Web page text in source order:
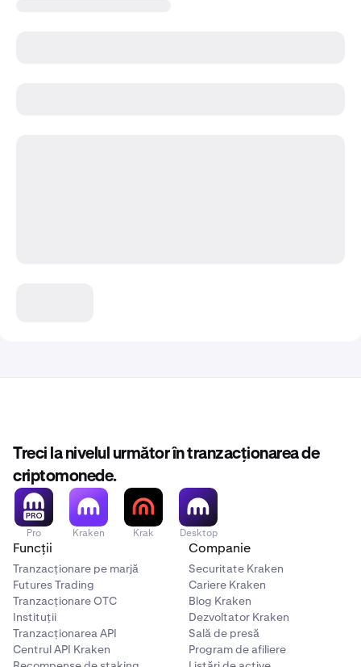
Treci la nivelul următor în tranzacționarea de
criptomonede.
Pro Kraken Krak Desktop
Funcții
Tranzacționare pe marjă
Futures Trading
Tranzacționare OTC
Instituții
Tranzacționarea API
Centrul API Kraken
Companie
Securitate Kraken
Cariere Kraken
Blog Kraken
Dezvoltator Kraken
Sală de presă
Program de afiliere